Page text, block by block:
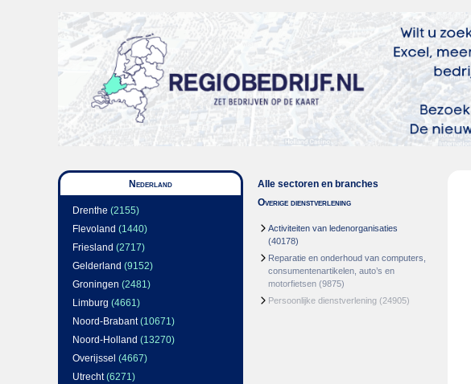
Nederland
Drenthe (2155)
Flevoland (1440)
Friesland (2717)
Gelderland (9152)
Groningen (2481)
Limburg (4661)
Noord-Brabant(10671)
Noord-Holland (13270)
Overijssel (4667)
Utrecht(6271)
Alle sectoren en branches
Overige dienstverlening
Activiteiten van ledenorganisaties
(40178)
Reparatie en onderhoud van computers,
consumentenartikelen, auto’s en
motorfietsen (9875)
Persoonlijke dienstverlening (24905)